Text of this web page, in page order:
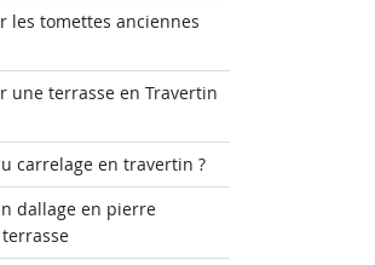
les tomettes anciennes
une terrasse en Travertin
carrelage en travertin ?
dallage en pierre